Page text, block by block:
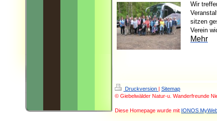
Wir
sitzen
Verein
Mehr
Druckversion | Sitemap
© Giebelwälder Natur-u. Wanderfreunde
Diese Homepage wurde mit IONOS